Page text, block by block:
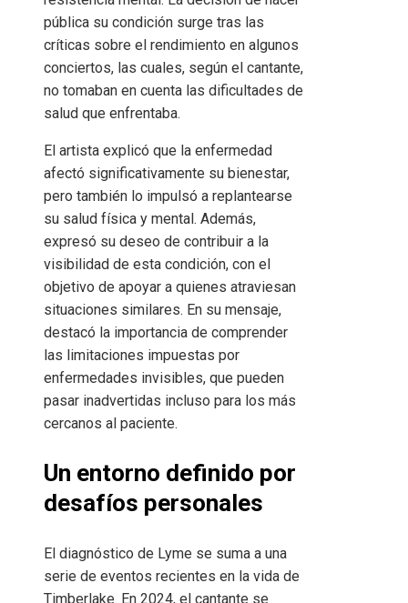
pública su condición surge tras las
críticas sobre el rendimiento en algunos
conciertos, las cuales, según el cantante,
no tomaban en cuenta las dificultades de
salud que enfrentaba.
El artista explicó que la enfermedad
afectó significativamente su bienestar,
pero también lo impulsó a replantearse
su salud física y mental. Además,
expresó su deseo de contribuir a la
visibilidad de esta condición, con el
objetivo de apoyar a quienes atraviesan
situaciones similares. En su mensaje,
destacó la importancia de comprender
las limitaciones impuestas por
enfermedades invisibles, que pueden
pasar inadvertidas incluso para los más
cercanos al paciente.
Un entorno definido por
desafíos personales
El diagnóstico de Lyme se suma a una
serie de eventos recientes en la vida de
Timberlake. En 2024, el cantante se